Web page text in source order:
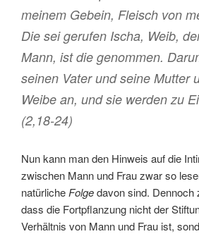
meinem Gebein, Fleisch von
Die sei gerufen Ischa, Weib,
Mann, ist die genommen.
seinen Vater und seine Mutter
Weibe an, und sie werden zu
(2,18-24)
Nun kann man den Hinweis auf die
zwischen Mann und Frau zwar so
natürliche Folgedavon sind. Dennoch
dass die Fortpflanzung nicht der
Verhältnis von Mann und Frau ist,